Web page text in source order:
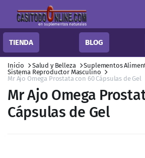
TIENDA BLOG
Inicio Salud y Belleza
Suplementos
Sistema Reproductor Masculino
Mr Ajo Omega Prostata con 60 Cápsulas de Gel
Mr Ajo Omega
Cápsulas de Gel